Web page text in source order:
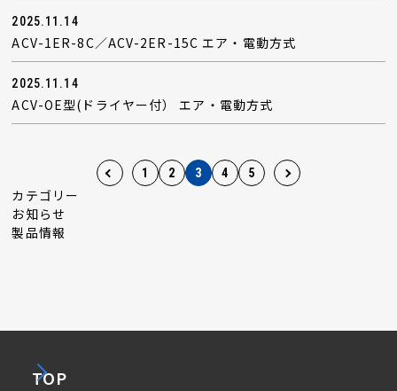
2025.11.14
ACV-1ER-8C／ACV-2ER-15C エア・電動方式
2025.11.14
ACV-OE型(ドライヤー付） エア・電動方式
1 2 3 4 5
カテゴリー
お知らせ
製品情報
TOP